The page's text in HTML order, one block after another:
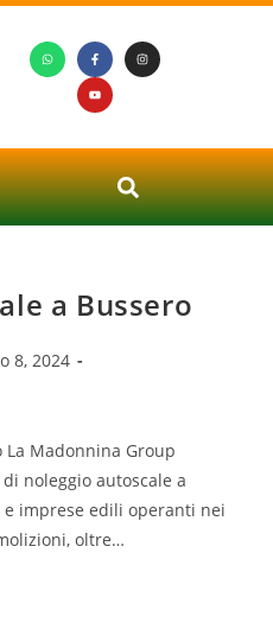
a Bussero
8, 2024
La Madonnina Group
noleggio autoscale a
imprese edili operanti nei
oltre…